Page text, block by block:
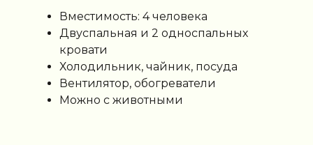
Вместимость: 4 человека
Двуспальная и 2 односпальных
кровати
Холодильник, чайник, посуда
Вентилятор, обогреватели
Можно с животными
ЭКОЛОГИЧНЫЙ ОТДЫХ
ТАК УЮТНО